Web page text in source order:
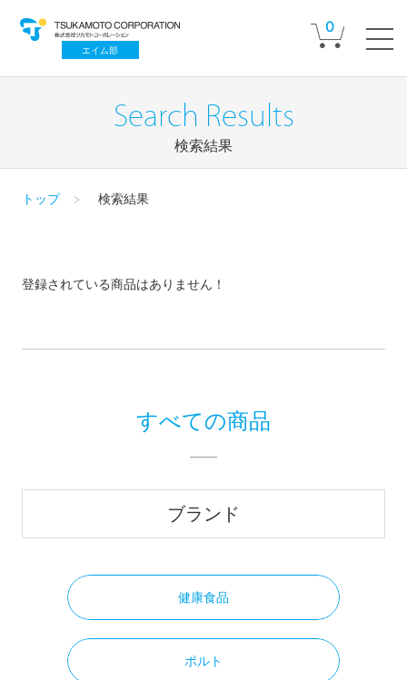
エイム部
0
Search Results
検索結果
トップ 検索結果
登録されている商品はありません！
すべての商品
ブランド
健康食品
ポルト